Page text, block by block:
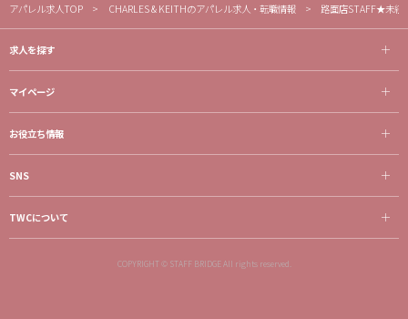
アパレル求人TOP CHARLES & KEITHのアパレル求人・転職情報 路面店STAFF★未
求人を探す
マイページ
お役立ち情報
SNS
TWCについて
COPYRIGHT © STAFF BRIDGE All rights reserved.